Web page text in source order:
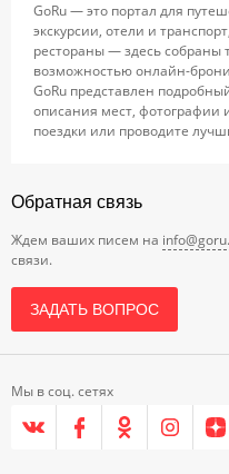
GoRu — это портал для
экскурсии, отели и
рестораны — здесь собраны
возможностью онлайн-
GoRu представлен
описания мест,
поездки или проводите
Обратная связь
Ждем ваших писем на
связи.
ЗАДАТЬ ВОПРОС
Мы в соц. сетях